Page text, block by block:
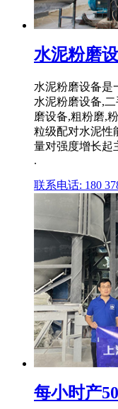
水泥粉磨
水泥粉磨设备是
水泥粉磨设备,
磨设备,粗粉磨,
粒级配对水泥性
量对强度增长起
.
联系电话: 180
每小时产